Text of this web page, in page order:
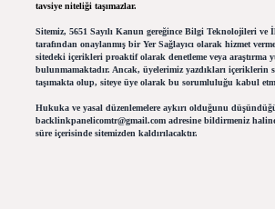
tavsiye niteliği taşımazlar.
Sitemiz, 5651 Sayılı Kanun gereğince Bilgi Teknolojileri
tarafından onaylanmış bir Yer Sağlayıcı olarak hizmet
sitedeki içerikleri proaktif olarak denetleme veya araştırma
bulunmamaktadır. Ancak, üyelerimiz yazdıkları içeriklerin
taşımakta olup, siteye üye olarak bu sorumluluğu kabul
Hukuka ve yasal düzenlemelere aykırı olduğunu
backlinkpanelicomtr@gmail.comadresine bildirmeniz
süre içerisinde sitemizden kaldırılacaktır.